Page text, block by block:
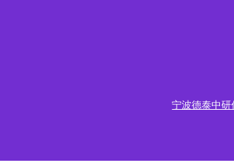
宁波德泰中研